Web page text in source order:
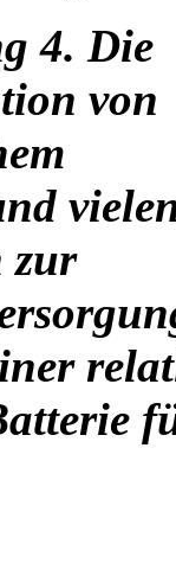
4. Die
von
zur